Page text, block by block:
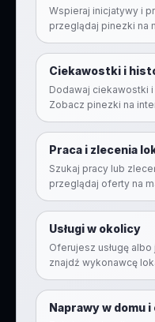
Wspieraj inicjatywy i
przeglądaj pinezki na
Ciekawostki i
Dodawaj ciekawostki
Zobacz pinezki na
Praca i zlecenia
Szukaj pracy lub
przeglądaj oferty na
Usługi w okolicy
Oferujesz usługę
znajdź wykonawcę
Naprawy w domu